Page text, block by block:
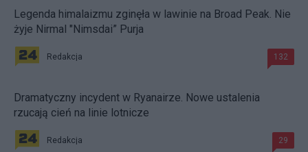
Legenda himalaizmu zginęła w lawinie na Broad Peak. Nie
żyje Nirmal "Nimsdai” Purja
Redakcja 132
Dramatyczny incydent w Ryanairze. Nowe ustalenia
rzucają cień na linie lotnicze
Redakcja 29